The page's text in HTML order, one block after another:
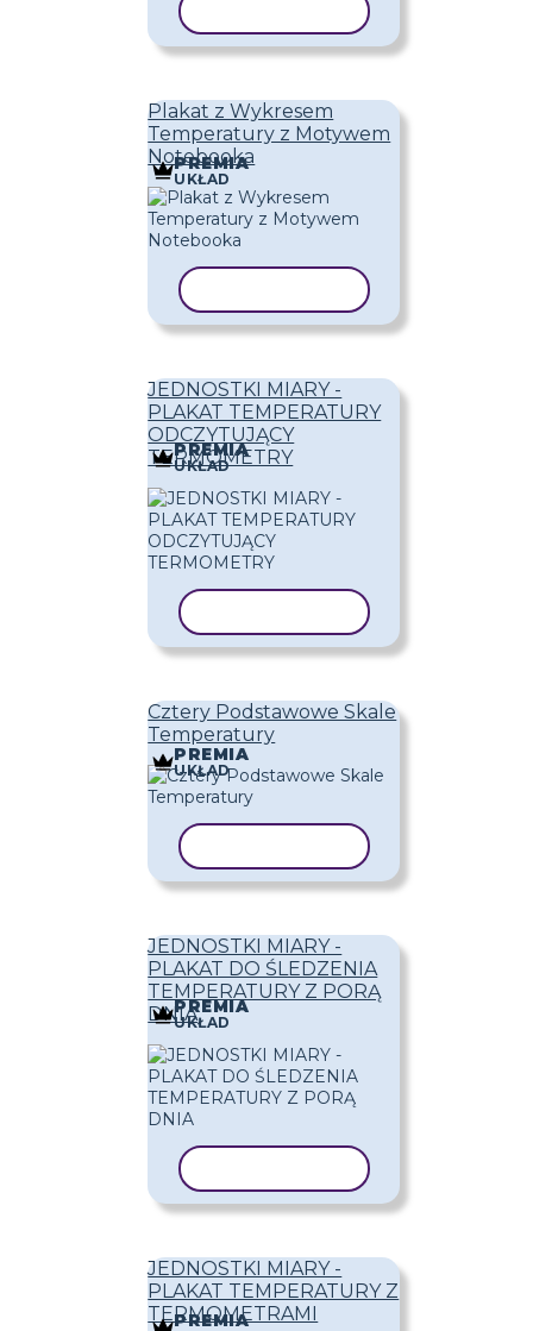
Plakat z Wykresem
Temperatury z Motywem
Notebooka
PREMIA
UKŁAD
JEDNOSTKI MIARY -
PLAKAT TEMPERATURY
ODCZYTUJĄCY
TERMOMETRY
PREMIA
UKŁAD
Cztery Podstawowe Skale
Temperatury
PREMIA
UKŁAD
JEDNOSTKI MIARY -
PLAKAT DO ŚLEDZENIA
TEMPERATURY Z PORĄ
DNIAPREMIA
UKŁAD
JEDNOSTKI MIARY -
PLAKAT TEMPERATURY Z
TERMOMETRAMI
PREMIA